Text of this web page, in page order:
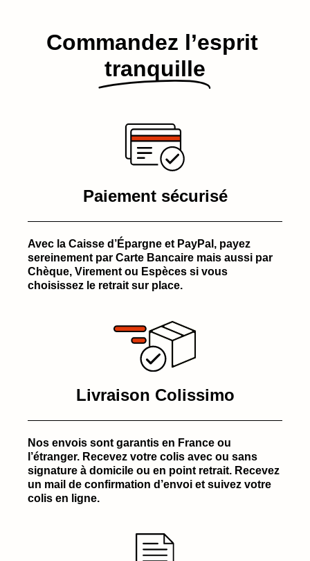
Commandez l’esprit​
tranquille
Paiement sécurisé
Avec la Caisse d’Épargne et PayPal, payez
sereinement par Carte Bancaire mais aussi par
Chèque, Virement ou Espèces si vous
choisissez le retrait sur place.
Livraison Colissimo
Nos envois sont garantis en France ou
l’étranger. Recevez votre colis avec ou sans
signature à domicile ou en point retrait. Recevez
un mail de confirmation d’envoi et suivez votre
colis en ligne.